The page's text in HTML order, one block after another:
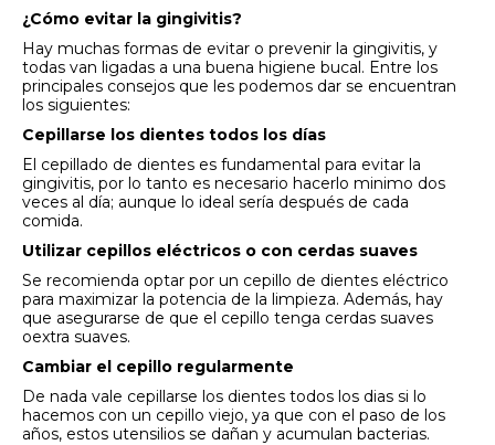
¿Cómo evitar la gingivitis?
Hay muchas formas de evitar o prevenir la gingivitis, y
todas van ligadas a una buena higiene bucal. Entre los
principales consejos que les podemos dar se encuentran
los siguientes:
Cepillarse los dientes todos los días
El cepillado de dientes es fundamental para evitar la
gingivitis, por lo tanto es necesario hacerlo minimo dos
veces al día; aunque lo ideal sería después de cada
comida.
Utilizar cepillos eléctricos o con cerdas suaves
Se recomienda optar por un cepillo de dientes eléctrico
para maximizar la potencia de la limpieza. Además, hay
que asegurarse de que el cepillo tenga cerdas suaves
oextra suaves.
Cambiar el cepillo regularmente
De nada vale cepillarse los dientes todos los dias si lo
hacemos con un cepillo viejo, ya que con el paso de los
años, estos utensilios se dañan y acumulan bacterias.